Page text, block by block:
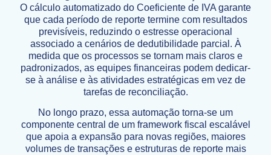
O cálculo automatizado do Coeficiente de IVA garante
que cada período de reporte termine com resultados
previsíveis, reduzindo o estresse operacional
associado a cenários de dedutibilidade parcial. À
medida que os processos se tornam mais claros e
padronizados, as equipes financeiras podem dedicar-
se à análise e às atividades estratégicas em vez de
tarefas de reconciliação.
No longo prazo, essa automação torna-se um
componente central de um framework fiscal escalável
que apoia a expansão para novas regiões, maiores
volumes de transações e estruturas de reporte mais